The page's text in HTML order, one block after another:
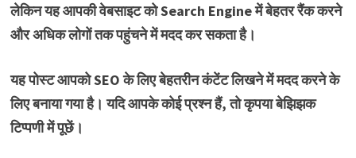
लेकिन यह आपकी वेबसाइट को Search Engine में बेहतर रैंक करने
और अधिक लोगों तक पहुंचने में मदद कर सकता है।
यह पोस्ट आपको SEO के लिए बेहतरीन कंटेंट लिखने में मदद करने के
लिए बनाया गया है। यदि आपके कोई प्रश्न हैं, तो कृपया बेझिझक
टिप्पणी में पूछें।